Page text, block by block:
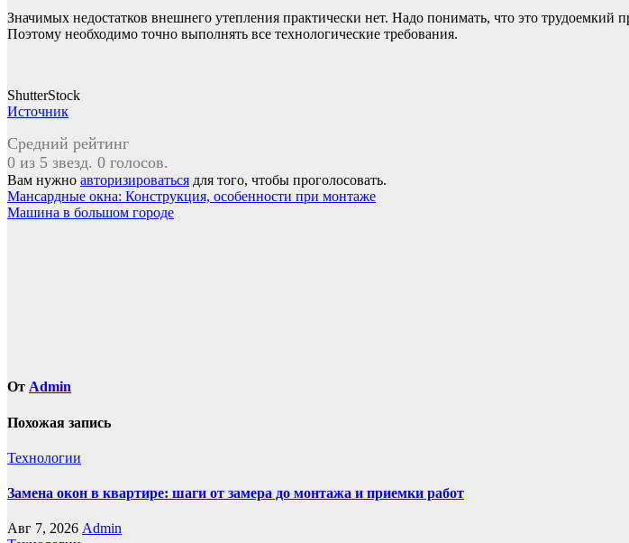
Значимых недостатков внешнего утепления практически нет. Надо понимать, что это
Поэтому необходимо точно выполнять все технологические требования.
ShutterStock
Источник
Средний рейтинг
0 из 5 звезд. 0 голосов.
Вам нужно авторизироваться для того, чтобы проголосовать.
Навигация
по
Мансардные окна: Конструкция, особенности при монтаже
Машина в большом городе
От Admin
Похожая запись
Технологии
Замена окон в квартире: шаги от замера до монтажа и приемки работ
Авг 7, 2026 Admin